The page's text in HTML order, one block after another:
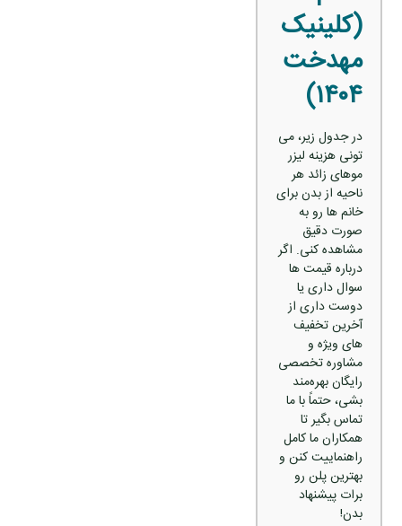
(کلینیک
مهدخت
۱۴۰۴)
در جدول زیر، می‌
تونی هزینه لیزر
موهای زائد هر
ناحیه از بدن برای
خانم‌ ها رو به‌
صورت دقیق
مشاهده کنی. اگر
درباره قیمت‌ ها
سوال داری یا
دوست داری از
آخرین تخفیف‌
های ویژه و
مشاوره تخصصی
رایگان بهره‌مند
بشی، حتماً با ما
تماس بگیر تا
همکاران ما کامل
راهنماییت کنن و
بهترین پلن رو
برات پیشنهاد
بدن!